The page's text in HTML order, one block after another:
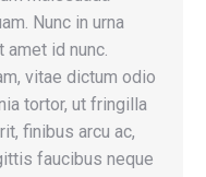
Nunc in urna
id nunc.
vitae dictum odio
tortor, ut fringilla
finibus arcu ac,
faucibus neque